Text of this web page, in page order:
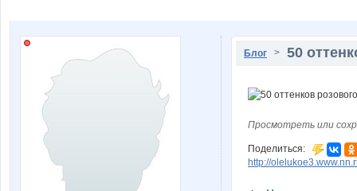
Блог > 50
Просмотреть или
Поделиться:
http://